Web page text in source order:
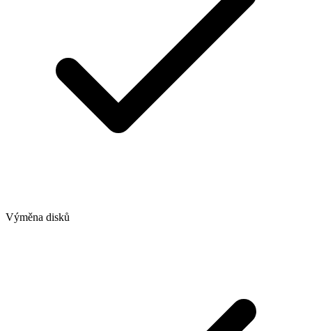
Výměna disků